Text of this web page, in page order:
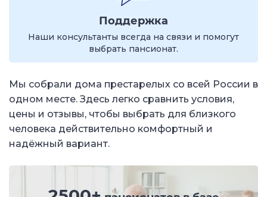
Поддержка
Наши консультанты всегда на связи и помогут
выбрать пансионат.
Мы собрали дома престарелых со всей России в
одном месте. Здесь легко сравнить условия,
цены и отзывы, чтобы выбрать для близкого
человека действительно комфортный и
надёжный вариант.